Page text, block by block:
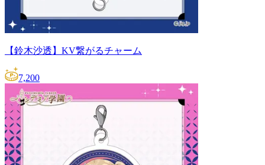
【鈴木沙透】KV繋がるチャーム
7,200